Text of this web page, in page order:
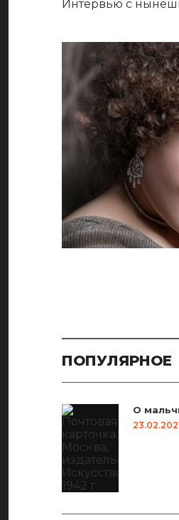
Интервью с
записям
ПОПУЛЯРНОЕ
О